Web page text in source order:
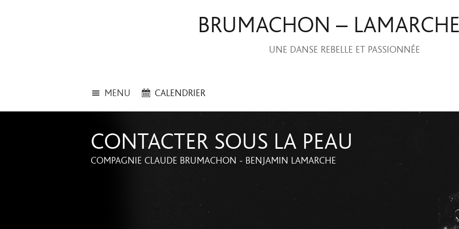
BRUMACHON –
UNE DANSE REBELLE ET PASSIONNÉE
MENU CALENDRIER
CONTACTER SOUS LA PEAU
COMPAGNIE CLAUDE BRUMACHON - BENJAMIN LAMARCHE